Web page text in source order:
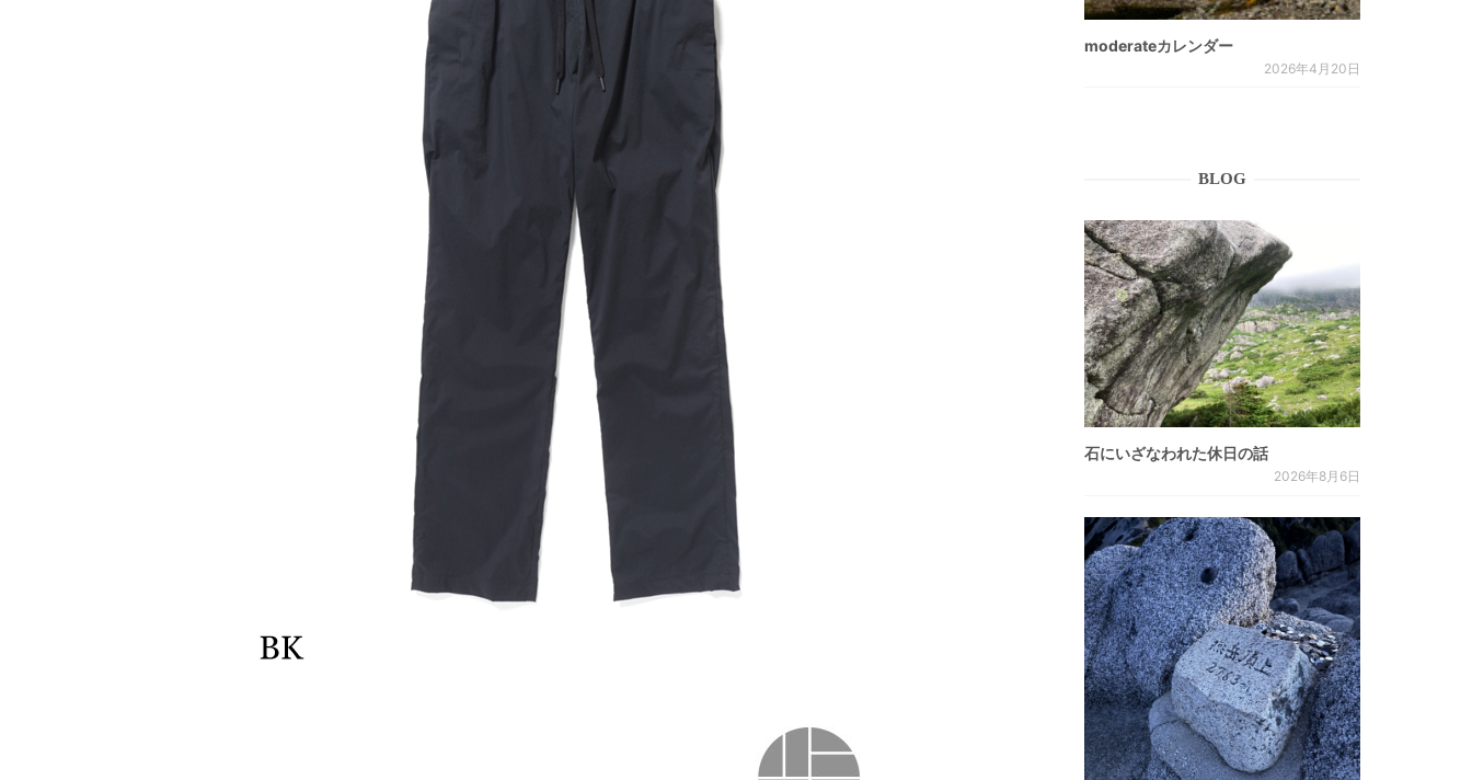
moderateカレンダー
2026年4月20日
BLOG
石にいざなわれた休日の話
2026年8月6日